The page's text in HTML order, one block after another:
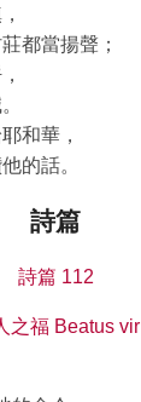
都當揚聲；
和華，
的話。
詩篇
詩篇 112
之福 Beatus vir